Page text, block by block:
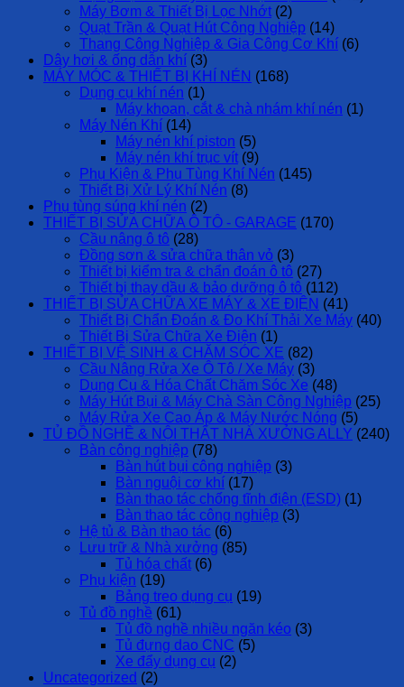
Máy Bơm & Thiết Bị Lọc Nhớt (2)
Quạt Trần & Quạt Hút Công Nghiệp (14)
Thang Công Nghiệp & Gia Công Cơ Khí (6)
Dây hơi & ống dẫn khí (3)
MÁY MÓC & THIẾT BỊ KHÍ NÉN (168)
Dụng cụ khí nén (1)
Máy khoan, cắt & chà nhám khí nén (1)
Máy Nén Khí (14)
Máy nén khí piston (5)
Máy nén khí trục vít (9)
Phụ Kiện & Phụ Tùng Khí Nén (145)
Thiết Bị Xử Lý Khí Nén (8)
Phụ tùng súng khí nén (2)
THIẾT BỊ SỬA CHỮA Ô TÔ - GARAGE (170)
Cầu nâng ô tô (28)
Đồng sơn & sửa chữa thân vỏ (3)
Thiết bị kiểm tra & chẩn đoán ô tô (27)
Thiết bị thay dầu & bảo dưỡng ô tô (112)
THIẾT BỊ SỬA CHỮA XE MÁY & XE ĐIỆN (41)
Thiết Bị Chẩn Đoán & Đo Khí Thải Xe Máy (40)
Thiết Bị Sửa Chữa Xe Điện (1)
THIẾT BỊ VỆ SINH & CHĂM SÓC XE (82)
Cầu Nâng Rửa Xe Ô Tô / Xe Máy (3)
Dụng Cụ & Hóa Chất Chăm Sóc Xe (48)
Máy Hút Bụi & Máy Chà Sàn Công Nghiệp (25)
Máy Rửa Xe Cao Áp & Máy Nước Nóng (5)
TỦ ĐỒ NGHỀ & NỘI THẤT NHÀ XƯỞNG ALLY (240)
Bàn công nghiệp (78)
Bàn hút bụi công nghiệp (3)
Bàn nguội cơ khí (17)
Bàn thao tác chống tĩnh điện (ESD) (1)
Bàn thao tác công nghiệp (3)
Hệ tủ & Bàn thao tác (6)
Lưu trữ & Nhà xưởng (85)
Tủ hóa chất (6)
Phụ kiện (19)
Bảng treo dụng cụ (19)
Tủ đồ nghề (61)
Tủ đồ nghề nhiều ngăn kéo (3)
Tủ đựng dao CNC (5)
Xe đẩy dụng cụ (2)
Uncategorized (2)